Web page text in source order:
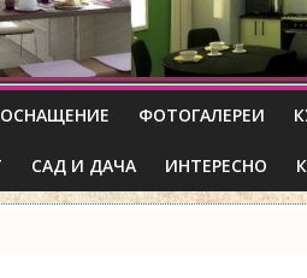
ОСНАЩЕНИЕ ФОТОГАЛЕРЕИ
САД И ДАЧА ИНТЕРЕСНО